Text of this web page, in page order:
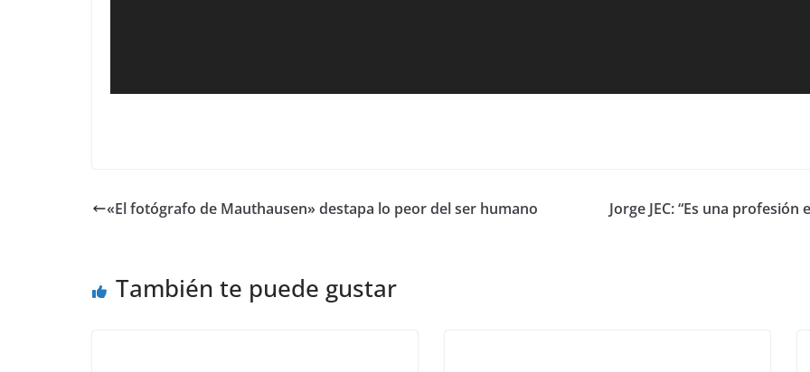
«El fotógrafo de Mauthausen» destapa lo peor del ser humano
Jorge JEC: “Es una
También te puede gustar